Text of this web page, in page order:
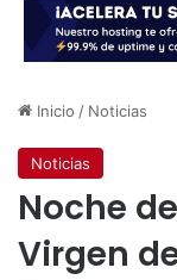
Inicio / Noticias
Noticias
Noche
Virgen